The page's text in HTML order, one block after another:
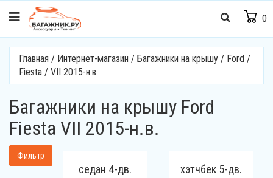
0
Главная / Интернет-магазин / Багажники на крышу / Ford /
Fiesta / VII 2015-н.в.
Багажники на крышу Ford
Fiesta VII 2015-н.в.
Фильтр
седан 4-дв. хэтчбек 5-дв.